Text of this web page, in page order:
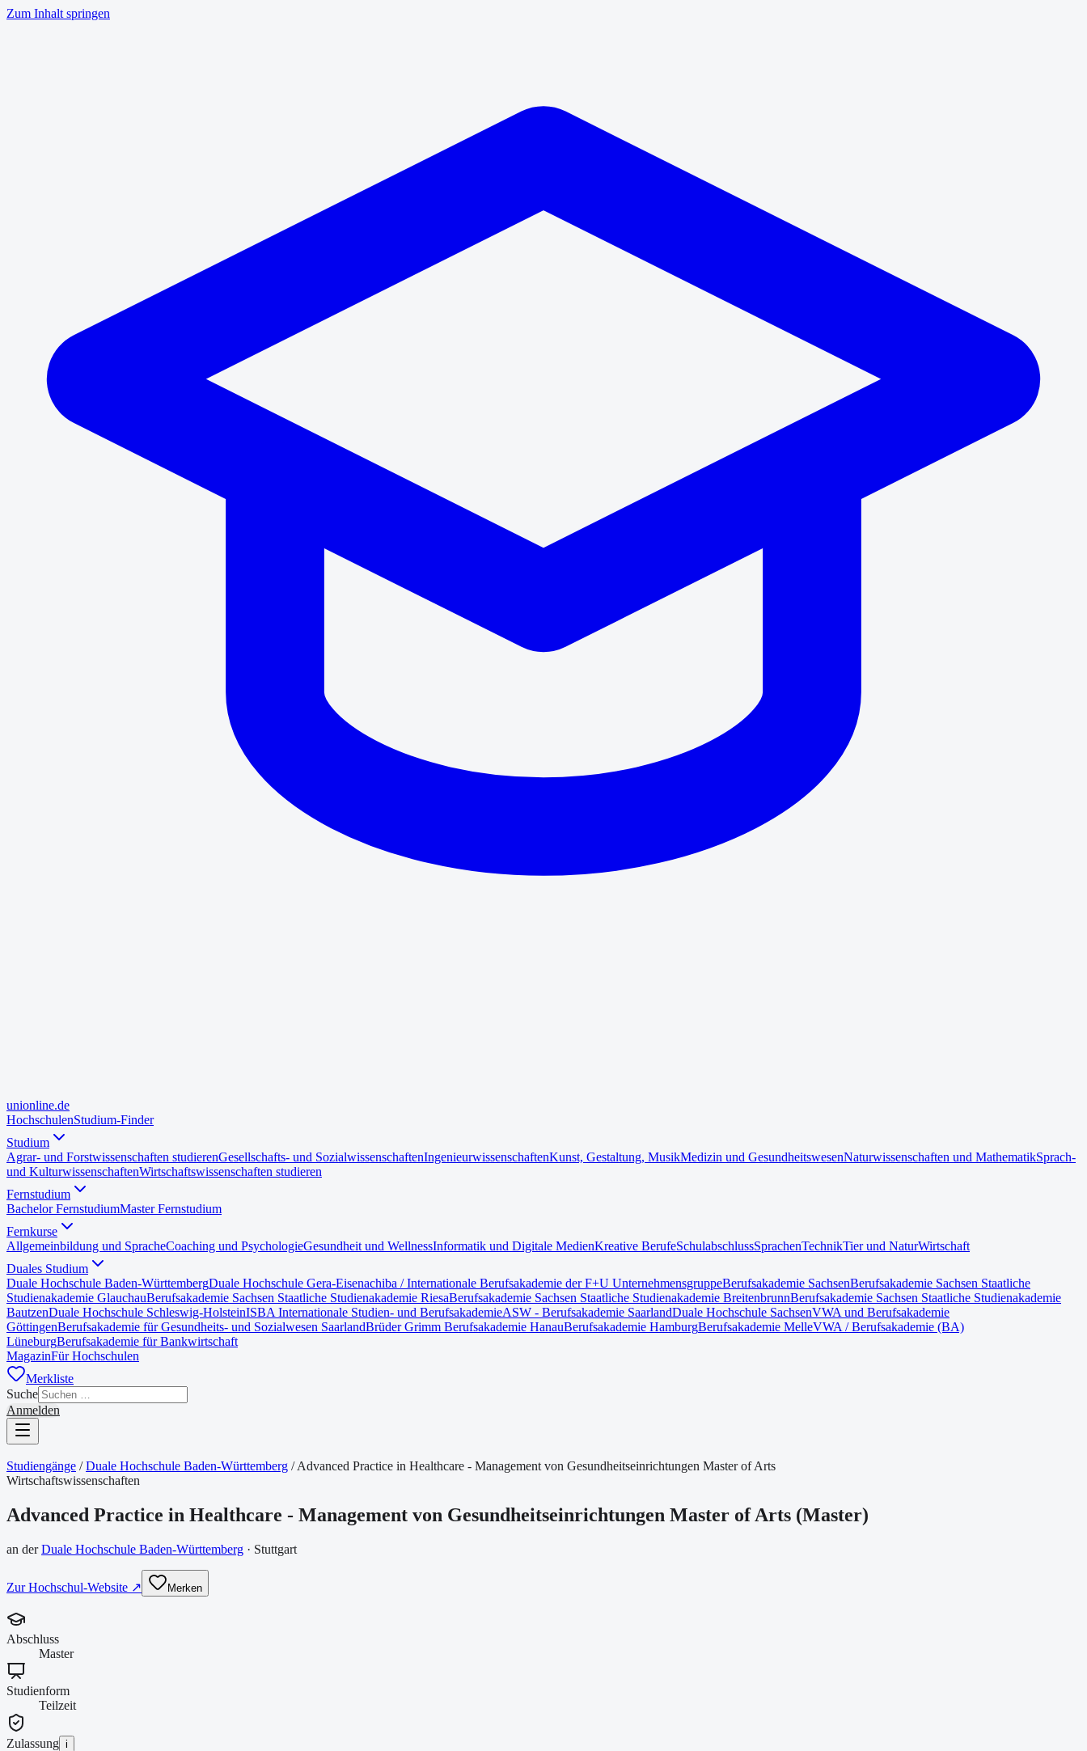
Zum Inhalt springen
unionline.de
HochschulenStudium-Finder
Studium
Agrar- und Forstwissenschaften studierenGesellschafts- und SozialwissenschaftenIngenieurwissenschaftenKunst, Gestaltung, MusikMedizin und GesundheitswesenNaturwissenschaften und MathematikSprach-
und KulturwissenschaftenWirtschaftswissenschaften studieren
Fernstudium
Bachelor FernstudiumMaster Fernstudium
Fernkurse
Allgemeinbildung und SpracheCoaching und PsychologieGesundheit und WellnessInformatik und Digitale MedienKreative BerufeSchulabschlussSprachenTechnikTier und NaturWirtschaft
Duales Studium
Duale Hochschule Baden-WürttembergDuale Hochschule Gera-Eisenachiba / Internationale Berufsakademie der F+U UnternehmensgruppeBerufsakademie SachsenBerufsakademie Sachsen Staatliche
Studienakademie GlauchauBerufsakademie Sachsen Staatliche Studienakademie RiesaBerufsakademie Sachsen Staatliche Studienakademie BreitenbrunnBerufsakademie Sachsen Staatliche Studienakademie
BautzenDuale Hochschule Schleswig-HolsteinISBA Internationale Studien- und BerufsakademieASW - Berufsakademie SaarlandDuale Hochschule SachsenVWA und Berufsakademie
GöttingenBerufsakademie für Gesundheits- und Sozialwesen SaarlandBrüder Grimm Berufsakademie HanauBerufsakademie HamburgBerufsakademie MelleVWA / Berufsakademie (BA)
LüneburgBerufsakademie für Bankwirtschaft
MagazinFür Hochschulen
Merkliste
Suche
Anmelden
Studiengänge / Duale Hochschule Baden-Württemberg /Advanced Practice in Healthcare - Management von Gesundheitseinrichtungen Master of Arts
Wirtschaftswissenschaften
Advanced Practice in Healthcare - Management von Gesundheitseinrichtungen Master of Arts (Master)
an derDuale Hochschule Baden-Württemberg · Stuttgart
Zur Hochschul-Website ↗ Merken
Abschluss
Master
Studienform
Teilzeit
Zulassung i